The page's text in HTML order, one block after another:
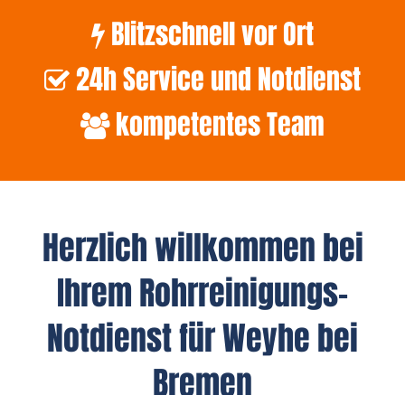
Blitzschnell vor Ort
24h Service und Notdienst
kompetentes Team
Herzlich willkommen bei
Ihrem Rohrreinigungs-
Notdienst für Weyhe bei
Bremen